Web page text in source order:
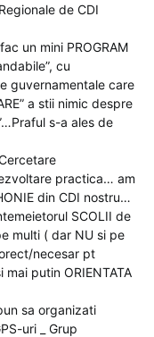
de CDI
un mini PROGRAM
cu
guvernamentale care
a stii nimic despre
s-a ales de
practica… am
din CDI nostru…
SCOLII de
multi ( dar NU si pe
necesar pt
mai putin ORIENTATA
sa organizati
uri _ Grup